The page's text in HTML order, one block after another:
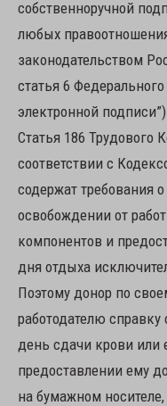
собственноручной
любых
законодательством
статья 6
электронной
Статья 186 Трудового
соответствии с
содержат требования
освобождении от
компонентов и
дня отдыха
Поэтому донор по
работодателю
день сдачи крови или
предоставлении ему
на бумажном